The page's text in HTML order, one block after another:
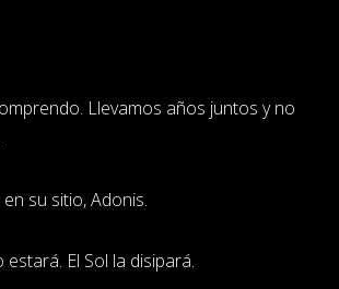
Llevamos años juntos y no
su sitio, Adonis.
El Sol la disipará.